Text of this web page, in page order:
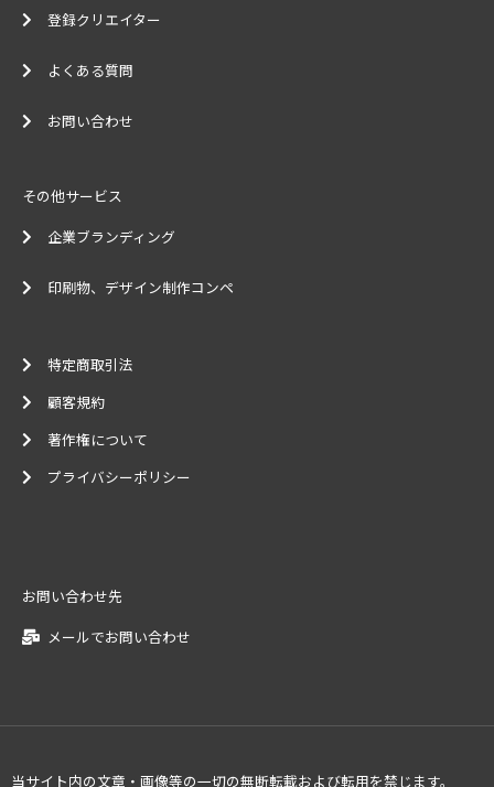
登録クリエイター
よくある質問
お問い合わせ
その他サービス
企業ブランディング
印刷物、デザイン制作コンペ
特定商取引法
顧客規約
著作権について
プライバシーポリシー
お問い合わせ先
メールでお問い合わせ
当サイト内の文章・画像等の一切の無断転載および転用を禁じます。